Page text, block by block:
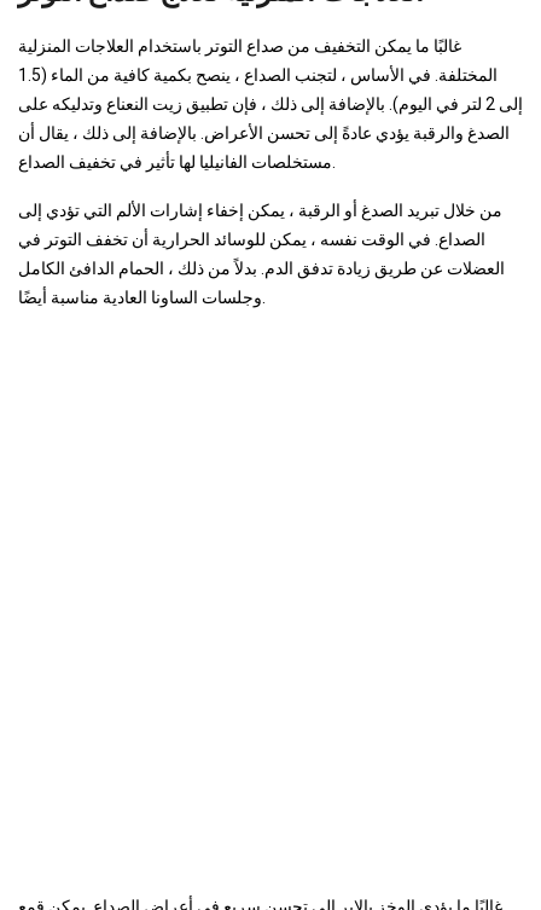
غالبًا ما يمكن التخفيف من صداع التوتر باستخدام العلاجات المنزلية
المختلفة. في الأساس ، لتجنب الصداع ، ينصح بكمية كافية من الماء (1.5
إلى 2 لتر في اليوم). بالإضافة إلى ذلك ، فإن تطبيق زيت النعناع وتدليكه على
الصدغ والرقبة يؤدي عادةً إلى تحسن الأعراض. بالإضافة إلى ذلك ، يقال أن
من خلال تبريد الصدغ أو الرقبة ، يمكن إخفاء إشارات الألم التي تؤدي إلى
الصداع. في الوقت نفسه ، يمكن للوسائد الحرارية أن تخفف التوتر في
العضلات عن طريق زيادة تدفق الدم. بدلاً من ذلك ، الحمام الدافئ الكامل